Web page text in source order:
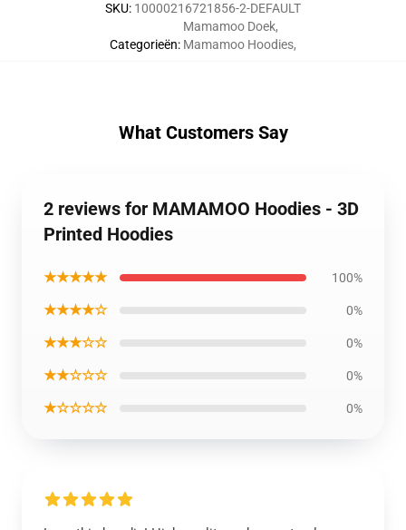
SKU: 10000216721856-2-DEFAULT
Categorieën:
Mamamoo Doek,
Mamamoo Hoodies,
What Customers Say
2 reviews for MAMAMOO Hoodies - 3D
Printed Hoodies
★★★★★ 100%
★★★★☆ 0%
★★★☆☆ 0%
★★☆☆☆ 0%
★☆☆☆☆ 0%